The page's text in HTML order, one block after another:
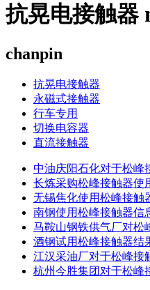
抗晃电接触器
chanpin
抗晃电接触器
永磁式接触器
行车专用
切换电容器
直流接触器
中油庆阳石化对于松峰
长炼采购松峰接触器使
无锡焦化使用松峰接触
南钢使用松峰接触器信
马鞍山钢铁供气厂对松
酒钢试用松峰接触器结
江汉采油厂对于松峰接
杭州今胜集团对于松峰